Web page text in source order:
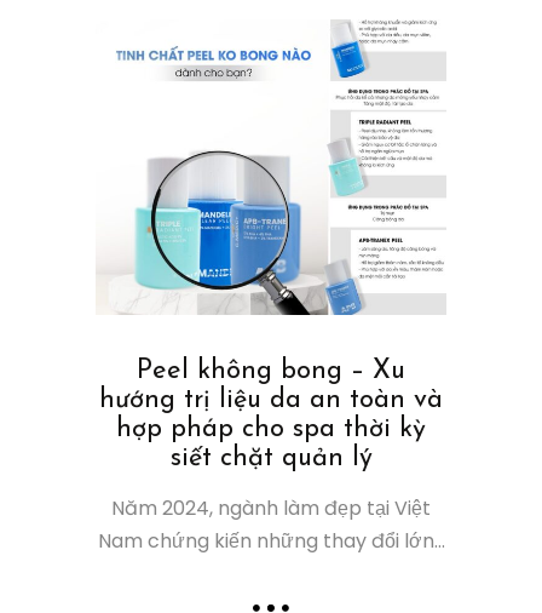
Peel không bong – Xu
hướng trị liệu da an toàn và
hợp pháp cho spa thời kỳ
siết chặt quản lý
Năm 2024, ngành làm đẹp tại Việt
Nam chứng kiến những thay đổi lớn...